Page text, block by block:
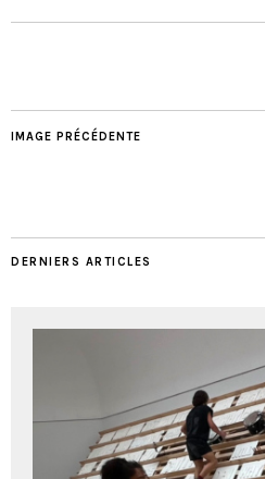
IMAGE PRÉCÉDENTE
DERNIERS ARTICLES